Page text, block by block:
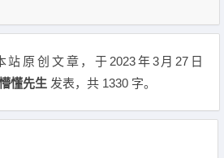
站原创文章，于2023年3月27日
懂先生 发表，共 1330 字。